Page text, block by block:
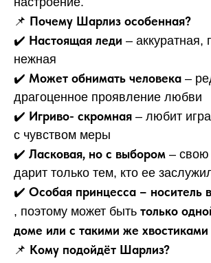
📌 Почему Шарлиз особенная?
✔️ Настоящая леди – аккуратная,
нежная
✔️ Может обнимать человека –
драгоценное проявление любви
✔️ Игриво- скромная – любит
с чувством меры
✔️ Ласковая, но с выбором –
дарит только тем, кто ее
✔️ Особая принцесса – носитель
, поэтому может быть только
доме или с такими же хвостиками
📌 Кому подойдёт Шарлиз?